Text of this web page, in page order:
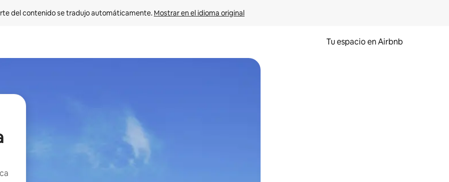
del contenido se tradujo automáticamente. Mostrar en el idioma original
Tu espacio en Airbnb